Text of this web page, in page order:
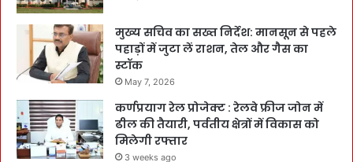
मुख्य सचिव का सख्त निर्देश: मानसून से पहले
पहाड़ों में जुटा लें राशन, तेल और गैस का
स्टॉक
May 7, 2026
कर्णप्रयाग रेल प्रोजेक्ट : रेलवे फ्रीज जोन में
ढील की तैयारी, पर्वतीय क्षेत्रों में विकास को
मिलेगी रफ्तार
3 weeks ago